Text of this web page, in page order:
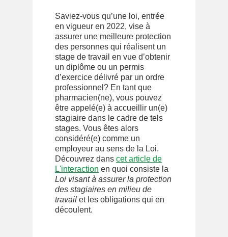
Saviez-vous qu’une loi, entrée
en vigueur en 2022, vise à
assurer une meilleure protection
des personnes qui réalisent un
stage de travail en vue d’obtenir
un diplôme ou un permis
d’exercice délivré par un ordre
professionnel? En tant que
pharmacien(ne), vous pouvez
être appelé(e) à accueillir un(e)
stagiaire dans le cadre de tels
stages. Vous êtes alors
considéré(e) comme un
employeur au sens de la Loi.
Découvrez dans cet article de
L'interaction en quoi consiste la
Loi visant à assurer la protection
des stagiaires en milieu de
travail et les obligations qui en
découlent.